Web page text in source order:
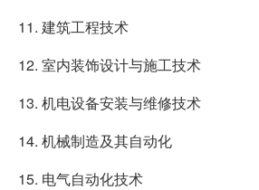
11. 建筑工程技术
12. 室内装饰设计与施工技术
13. 机电设备安装与维修技术
14. 机械制造及其自动化
15. 电气自动化技术